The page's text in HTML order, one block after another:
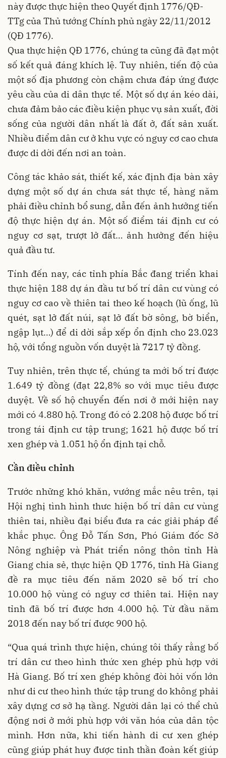
này được thực hiện theo Quyết định 1776/QĐ-
TTg của Thủ tướng Chính phủ ngày 22/11/2012
(QĐ 1776).
Qua thực hiện QĐ 1776, chúng ta cũng đã đạt một
số kết quả đáng khích lệ. Tuy nhiên, tiến độ của
một số địa phương còn chậm chưa đáp ứng được
yêu cầu của di dân thực tế. Một số dự án kéo dài,
chưa đảm bảo các điều kiện phục vụ sản xuất, đời
sống của người dân nhất là đất ở, đất sản xuất.
Nhiều điểm dân cư ở khu vực có nguy cơ cao chưa
được di dời đến nơi an toàn.
Công tác khảo sát, thiết kế, xác định địa bàn xây
dựng một số dự án chưa sát thực tế, hàng năm
phải điều chỉnh bổ sung, dẫn đến ảnh hưởng tiến
độ thực hiện dự án. Một số điểm tái định cư có
nguy cơ sạt, trượt lở đất… ảnh hưởng đến hiệu
quả đầu tư.
Tính đến nay, các tỉnh phía Bắc đang triển khai
thực hiện 188 dự án đầu tư bố trí dân cư vùng có
nguy cơ cao về thiên tai theo kế hoạch (lũ ống, lũ
quét, sạt lở đất núi, sạt lở đất bờ sông, bờ biển,
ngập lụt…) để di dời sắp xếp ổn định cho 23.023
hộ, với tổng nguồn vốn duyệt là 7217 tỷ đồng.
Tuy nhiên, trên thực tế, chúng ta mới bố trí được
1.649 tỷ đồng (đạt 22,8% so với mục tiêu được
duyệt. Về số hộ chuyển đến nơi ở mới hiện nay
mới có 4.880 hộ. Trong đó có 2.208 hộ được bố trí
trong tái định cư tập trung; 1621 hộ được bố trí
xen ghép và 1.051 hộ ổn định tại chỗ.
Cần điều chỉnh
Trước những khó khăn, vướng mắc nêu trên, tại
Hội nghị tình hình thưc hiện bố trí dân cư vùng
thiên tai, nhiều đại biểu đưa ra các giải pháp để
khắc phục. Ông Đỗ Tấn Sơn, Phó Giám đốc Sở
Nông nghiệp và Phát triển nông thôn tỉnh Hà
Giang chia sẻ, thực hiện QĐ 1776, tỉnh Hà Giang
đề ra mục tiêu đến năm 2020 sẽ bố trí cho
10.000 hộ vùng có nguy cơ thiên tai. Hiện nay
tỉnh đã bố trí được hơn 4.000 hộ. Từ đầu năm
2018 đến nay bố trí được 900 hộ.
“Qua quá trình thực hiện, chúng tôi thấy rằng bố
trí dân cư theo hình thức xen ghép phù hợp với
Hà Giang. Bố trí xen ghép không đòi hỏi vốn lớn
như di cư theo hình thức tập trung do không phải
xây dựng cơ sở hạ tầng. Người dân lại có thể chủ
động nơi ở mới phù hợp với văn hóa của dân tộc
mình. Hơn nữa, khi tiến hành di cư xen ghép
cũng giúp phát huy được tinh thần đoàn kết giúp